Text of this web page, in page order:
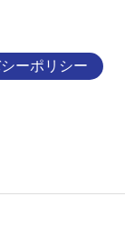
ーポリシー